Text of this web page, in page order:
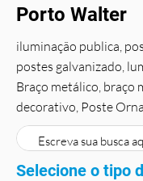
Porto Walter
iluminação publica,
postes galvanizado,
Braço metálico, braço
decorativo, Poste
Selecione o tipo